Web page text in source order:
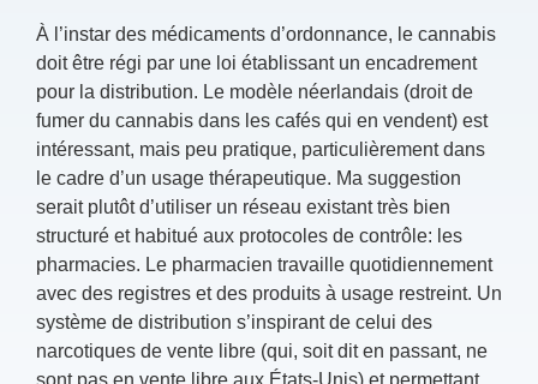
À l’instar des médicaments d’ordonnance, le cannabis
doit être régi par une loi établissant un encadrement
pour la distribution. Le modèle néerlandais (droit de
fumer du cannabis dans les cafés qui en vendent) est
intéressant, mais peu pratique, particulièrement dans
le cadre d’un usage thérapeutique. Ma suggestion
serait plutôt d’utiliser un réseau existant très bien
structuré et habitué aux protocoles de contrôle: les
pharmacies. Le pharmacien travaille quotidiennement
avec des registres et des produits à usage restreint. Un
système de distribution s’inspirant de celui des
narcotiques de vente libre (qui, soit dit en passant, ne
sont pas en vente libre aux États-Unis) et permettant